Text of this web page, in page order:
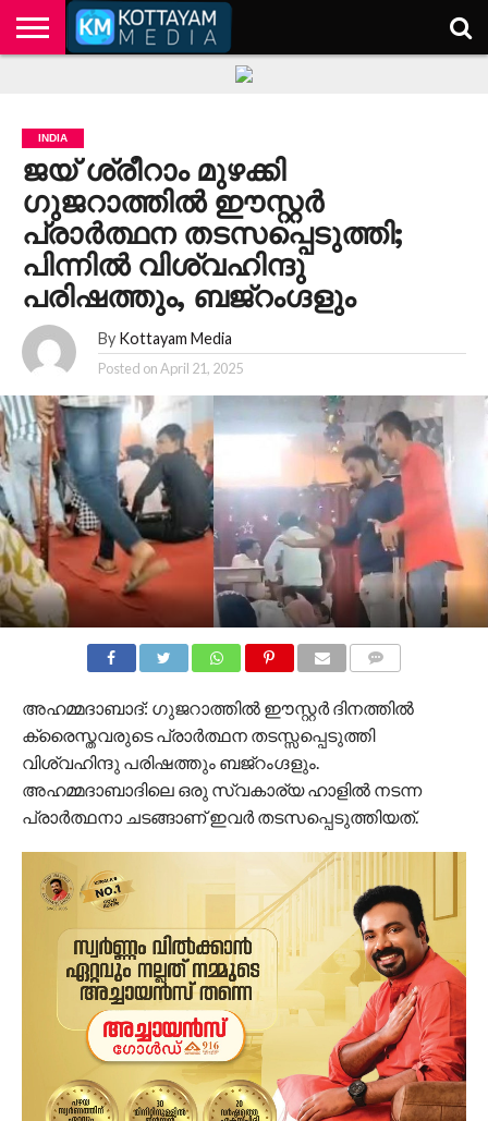
INDIA
ജയ് ശ്രീറാം മുഴക്കി
ഗുജറാത്തിൽ ഈസ്റ്റർ
പ്രാർത്ഥന തടസപ്പെടുത്തി;
പിന്നിൽ വിശ്വഹിന്ദു
പരിഷത്തും, ബജ്‌റംഗ്ദളും
By Kottayam Media
Posted onApril 21, 2025
അഹമ്മദാബാദ്: ഗുജറാത്തിൽ ഈസ്റ്റർ ദിനത്തിൽ
ക്രൈസ്തവരുടെ പ്രാർത്ഥന തടസ്സപ്പെടുത്തി
വിശ്വഹിന്ദു പരിഷത്തും ബജ്‌റംഗ്ദളും.
അഹമ്മദാബാദിലെ ഒരു സ്വകാര്യ ഹാളിൽ നടന്ന
പ്രാർത്ഥനാ ചടങ്ങാണ് ഇവർ തടസപ്പെടുത്തിയത്.